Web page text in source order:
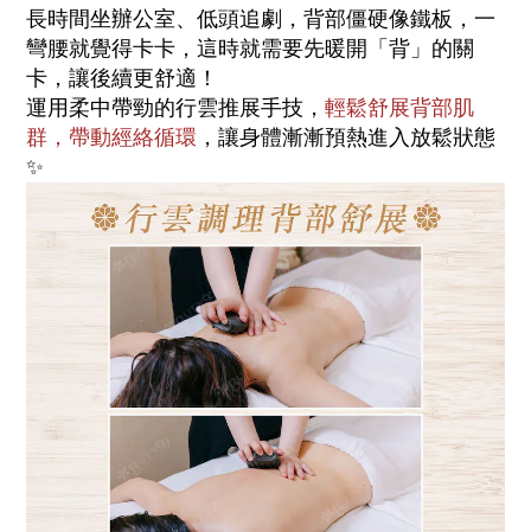
長時間坐辦公室、低頭追劇，背部僵硬像鐵板，一
彎腰就覺得卡卡，這時就需要先暖開「背」的關
卡，讓後續更舒適！
運用柔中帶勁的行雲推展手技， 輕鬆舒展背部肌
群，帶動經絡循環 ，讓身體漸漸預熱進入放鬆狀態
✨